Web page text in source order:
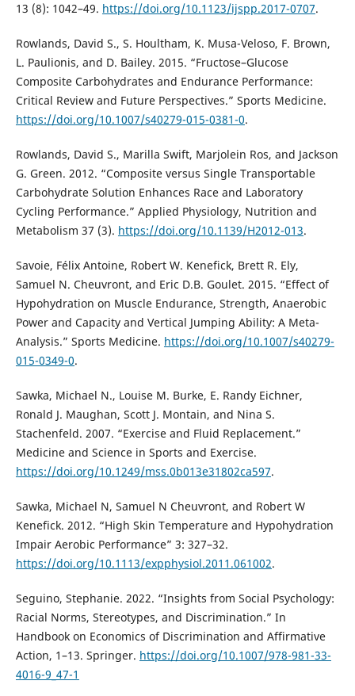
13 (8): 1042–49. https://doi.org/10.1123/ijspp.2017-0707.
Rowlands, David S., S. Houltham, K. Musa-Veloso, F. Brown,
L. Paulionis, and D. Bailey. 2015. “Fructose–Glucose
Composite Carbohydrates and Endurance Performance:
Critical Review and Future Perspectives.” Sports Medicine.
https://doi.org/10.1007/s40279-015-0381-0.
Rowlands, David S., Marilla Swift, Marjolein Ros, and Jackson
G. Green. 2012. “Composite versus Single Transportable
Carbohydrate Solution Enhances Race and Laboratory
Cycling Performance.” Applied Physiology, Nutrition and
Metabolism 37 (3). https://doi.org/10.1139/H2012-013.
Savoie, Félix Antoine, Robert W. Kenefick, Brett R. Ely,
Samuel N. Cheuvront, and Eric D.B. Goulet. 2015. “Effect of
Hypohydration on Muscle Endurance, Strength, Anaerobic
Power and Capacity and Vertical Jumping Ability: A Meta-
Analysis.” Sports Medicine. https://doi.org/10.1007/s40279-
015-0349-0.
Sawka, Michael N., Louise M. Burke, E. Randy Eichner,
Ronald J. Maughan, Scott J. Montain, and Nina S.
Stachenfeld. 2007. “Exercise and Fluid Replacement.”
Medicine and Science in Sports and Exercise.
https://doi.org/10.1249/mss.0b013e31802ca597.
Sawka, Michael N, Samuel N Cheuvront, and Robert W
Kenefick. 2012. “High Skin Temperature and Hypohydration
Impair Aerobic Performance” 3: 327–32.
https://doi.org/10.1113/expphysiol.2011.061002.
Seguino, Stephanie. 2022. “Insights from Social Psychology:
Racial Norms, Stereotypes, and Discrimination.” In
Handbook on Economics of Discrimination and Affirmative
Action, 1–13. Springer. https://doi.org/10.1007/978-981-33-
4016-9_47-1